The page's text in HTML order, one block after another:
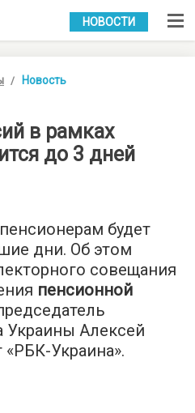
УКР РУС
НОВОСТИ
Новость
в рамках
до 3 дней
пенсионерам будет
дни. Об этом
совещания
пенсионной
Украины Алексей
Украина».